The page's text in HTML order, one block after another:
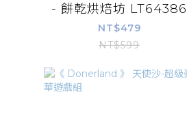
- 餅乾烘焙坊 LT64386
NT$479
NT$599